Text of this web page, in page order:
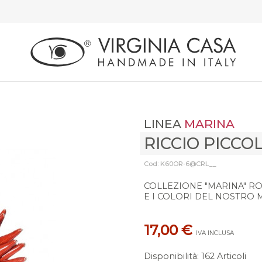
LINEA MARINA
RICCIO
Cod: K60OR-6@CRL__
COLLEZIONE "MARINA"
E I COLORI DEL NOSTRO
17,00 € IVA INCLUSA
Disponibilità: 162 Articoli